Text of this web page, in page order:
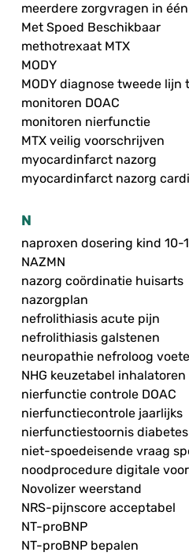
meerdere zorgvragen in
Met Spoed Beschikbaar
methotrexaat MTX
MODY
MODY diagnose tweede
monitoren DOAC
monitoren nierfunctie
MTX veilig voorschrijven
myocardinfarct nazorg
myocardinfarct nazorg
N
naproxen dosering kind 10-
NAZMN
nazorg coördinatie huisarts
nazorgplan
nefrolithiasis acute pijn
nefrolithiasis galstenen
neuropathie nefroloog
NHG keuzetabel inhalatoren
nierfunctie controle DOAC
nierfunctiecontrole jaarlijks
nierfunctiestoornis
niet-spoedeisende vraag
noodprocedure digitale
Novolizer weerstand
NRS-pijnscore acceptabel
NT-proBNP
NT-proBNP bepalen